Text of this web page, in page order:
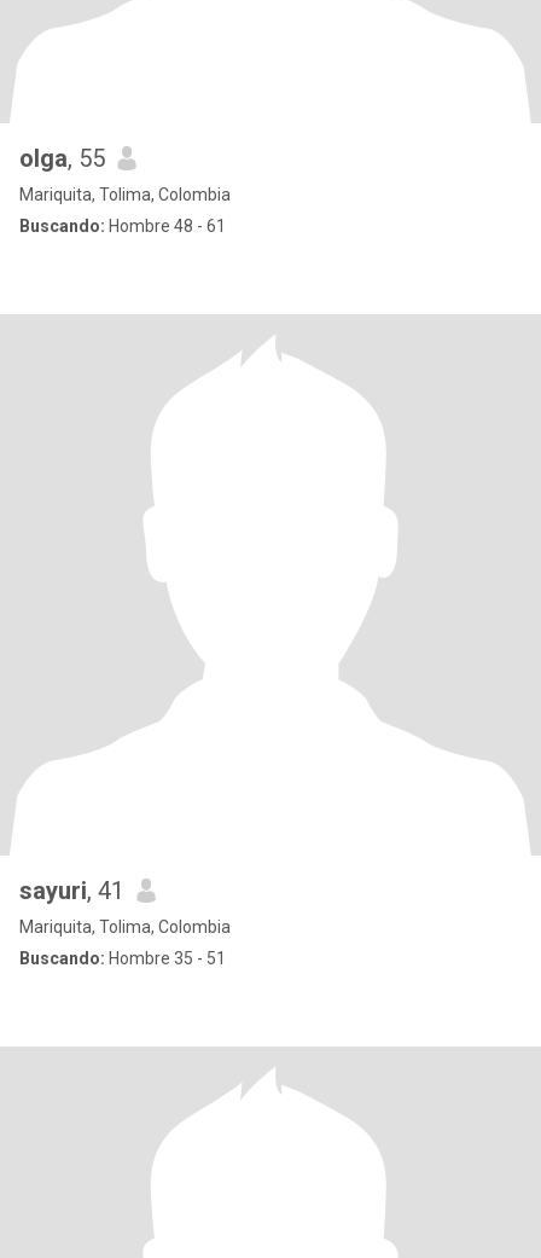
olga, 55
Mariquita, Tolima, Colombia
Buscando: Hombre 48 - 61
sayuri, 41
Mariquita, Tolima, Colombia
Buscando: Hombre 35 - 51